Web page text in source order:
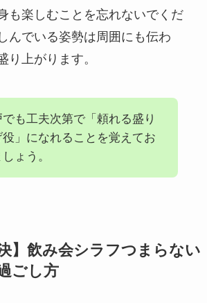
も楽しむことを忘れないでくだ
んでいる姿勢は周囲にも伝わ
り上がります。
も工夫次第で「頼れる盛り
役」になれることを覚えてお
ょう。
】飲み会シラフつまらない
ごし方